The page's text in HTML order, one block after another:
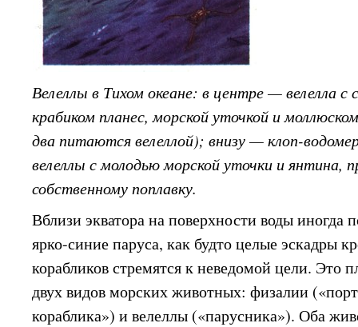
Велеллы в Тихом океане: в центре — велелла с
крабиком планес, морской уточкой и
два питаются велеллой); внизу — клоп-
велеллы с молодью морской уточки и янтина,
собственному поплавку.
Вблизи экватора на поверхности воды иногда
ярко-синие паруса, как будто целые эскадры
корабликов стремятся к неведомой цели. Это
двух видов морских животных: физалии
кораблика») и велеллы («парусника»). Оба